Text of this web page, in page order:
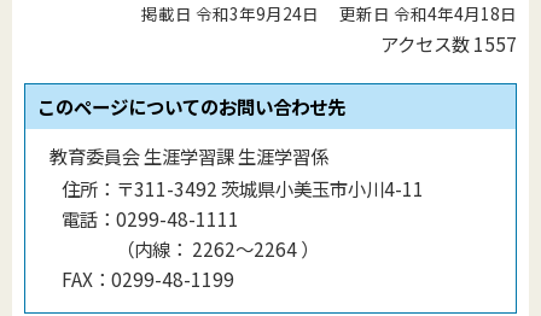
掲載日 令和3年9月24日 更新日 令和4年4月18日
アクセス数1557
このページについてのお問い合わせ先
教育委員会 生涯学習課 生涯学習係
住所： 〒311-3492 茨城県小美玉市小川4-11
電話： 0299-48-1111
（内線 ： 2262～2264）
FAX： 0299-48-1199